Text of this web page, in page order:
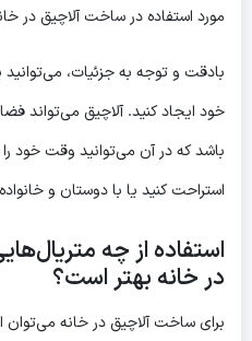
مورد استفاده در ساخت آلاچیق در
بادقت و توجه به جزئیات، می‌توانید
خود ایجاد کنید. آلاچیق می‌تواند
باشد که در آن می‌توانید وقت خود را
استراحت کنید یا با دوستان و
استفاده از چه
در خانه بهتر است؟
برای ساخت آلاچیق در خانه می‌توان